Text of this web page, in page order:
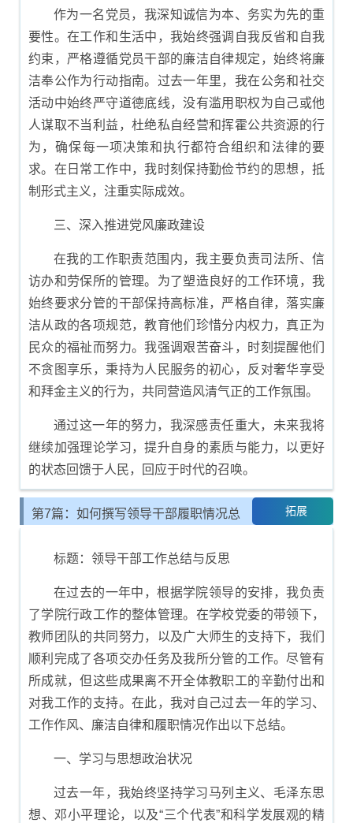
作为一名党员，我深知诚信为本、务实为先的重
要性。在工作和生活中，我始终强调自我反省和自我
约束，严格遵循党员干部的廉洁自律规定，始终将廉
洁奉公作为行动指南。过去一年里，我在公务和社交
活动中始终严守道德底线，没有滥用职权为自己或他
人谋取不当利益，杜绝私自经营和挥霍公共资源的行
为，确保每一项决策和执行都符合组织和法律的要
求。在日常工作中，我时刻保持勤俭节约的思想，抵
制形式主义，注重实际成效。
三、深入推进党风廉政建设
在我的工作职责范围内，我主要负责司法所、信
访办和劳保所的管理。为了塑造良好的工作环境，我
始终要求分管的干部保持高标准，严格自律，落实廉
洁从政的各项规范，教育他们珍惜分内权力，真正为
民众的福祉而努力。我强调艰苦奋斗，时刻提醒他们
不贪图享乐，秉持为人民服务的初心，反对奢华享受
和拜金主义的行为，共同营造风清气正的工作氛围。
通过这一年的努力，我深感责任重大，未来我将
继续加强理论学习，提升自身的素质与能力，以更好
的状态回馈于人民，回应于时代的召唤。
第7篇：如何撰写领导干部履职情况总 拓展
标题：领导干部工作总结与反思
在过去的一年中，根据学院领导的安排，我负责
了学院行政工作的整体管理。在学校党委的带领下，
教师团队的共同努力，以及广大师生的支持下，我们
顺利完成了各项交办任务及我所分管的工作。尽管有
所成就，但这些成果离不开全体教职工的辛勤付出和
对我工作的支持。在此，我对自己过去一年的学习、
工作作风、廉洁自律和履职情况作出以下总结。
一、学习与思想政治状况
过去一年，我始终坚持学习马列主义、毛泽东思
想、邓小平理论，以及“三个代表”和科学发展观的精